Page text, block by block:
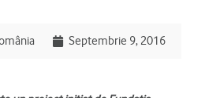
Septembrie 9, 2016